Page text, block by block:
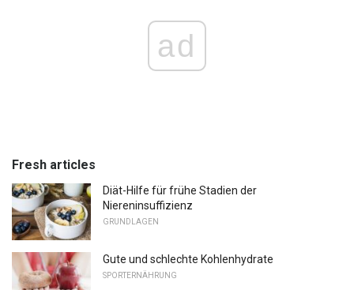
ad
Fresh articles
Diät-Hilfe für frühe Stadien der
Niereninsuffizienz
GRUNDLAGEN
Gute und schlechte Kohlenhydrate
SPORTERNÄHRUNG